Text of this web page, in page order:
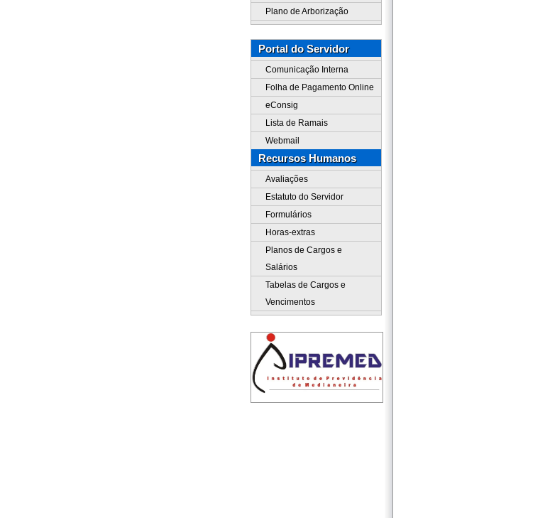
Plano de Arborização
Portal do Servidor
Comunicação Interna
Folha de Pagamento Online
eConsig
Lista de Ramais
Webmail
Recursos Humanos
Avaliações
Estatuto do Servidor
Formulários
Horas-extras
Planos de Cargos e
Salários
Tabelas de Cargos e
Vencimentos